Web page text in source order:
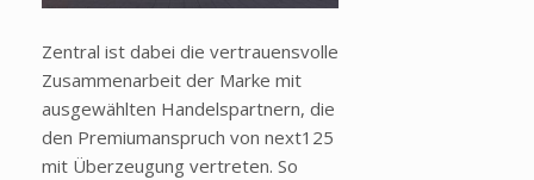
Zentral ist dabei die vertrauensvolle
Zusammenarbeit der Marke mit
ausgewählten Handelspartnern, die
den Premiumanspruch von next125
mit Überzeugung vertreten. So